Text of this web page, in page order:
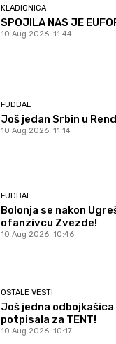
KLADIONICA
SPOJILA NAS JE
10 Aug 2026. 11:44
FUDBAL
Još jedan Srbin u
10 Aug 2026. 11:14
FUDBAL
Bolonja se nakon
ofanzivcu Zvezde!
10 Aug 2026. 10:46
OSTALE VESTI
Još jedna
potpisala za TENT!
10 Aug 2026. 10:17